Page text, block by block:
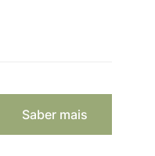
Saber mais